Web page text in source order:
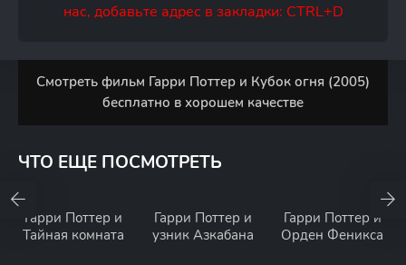
нас, добавьте адрес в закладки: CTRL+D
Смотреть фильм Гарри Поттер и Кубок огня (2005)
бесплатно в хорошем качестве
ЧТО ЕЩЕ ПОСМОТРЕТЬ
Гарри Поттер и
Тайная комната
Гарри Поттер и
узник Азкабана
Гарри Поттер и
Орден Феникса